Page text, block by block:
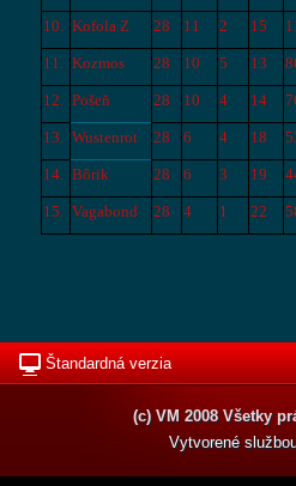
10. Kofola Z 28 11 2 15
11. Kozmos 28 10 5 13
12. Pošeň 28 10 4 14
13. Wustenrot 28 6 4 18
14. Bôrik 28 6 3 19
15. Vagabond 28 4 1 22
Štandardná verzia
(c) VM 2008 Všetky
Vytvorené